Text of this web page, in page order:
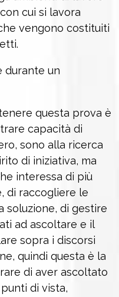
cui si lavora
vengono costituiti
durante un
questa prova è
capacità di
sono alla ricerca
di iniziativa, ma
interessa di più
di raccogliere le
soluzione, di gestire
ad ascoltare e il
sopra i discorsi
quindi questa è la
di aver ascoltato
di vista,